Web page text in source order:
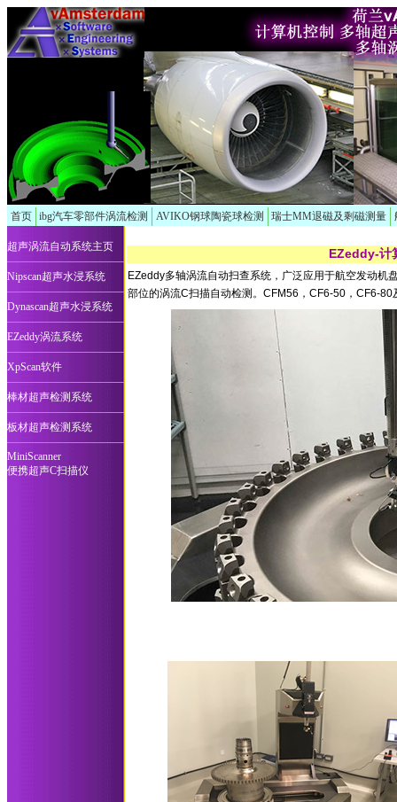
首页 ibg汽车零部件涡流检测 AVIKO钢球陶瓷球检测 瑞士MM退磁及剩磁测量
超声涡流自动系统主页
Nipscan超声水浸系统
Dynascan超声水浸系统
EZeddy涡流系统
XpScan软件
棒材超声检测系统
板材超声检测系统
MiniScanner
便携超声C扫描仪
EZeddy-计
EZeddy多轴涡流自动扫查系统，广泛应用于航空发动
部位的涡流C扫描自动检测。CFM56，CF6-50，CF6-